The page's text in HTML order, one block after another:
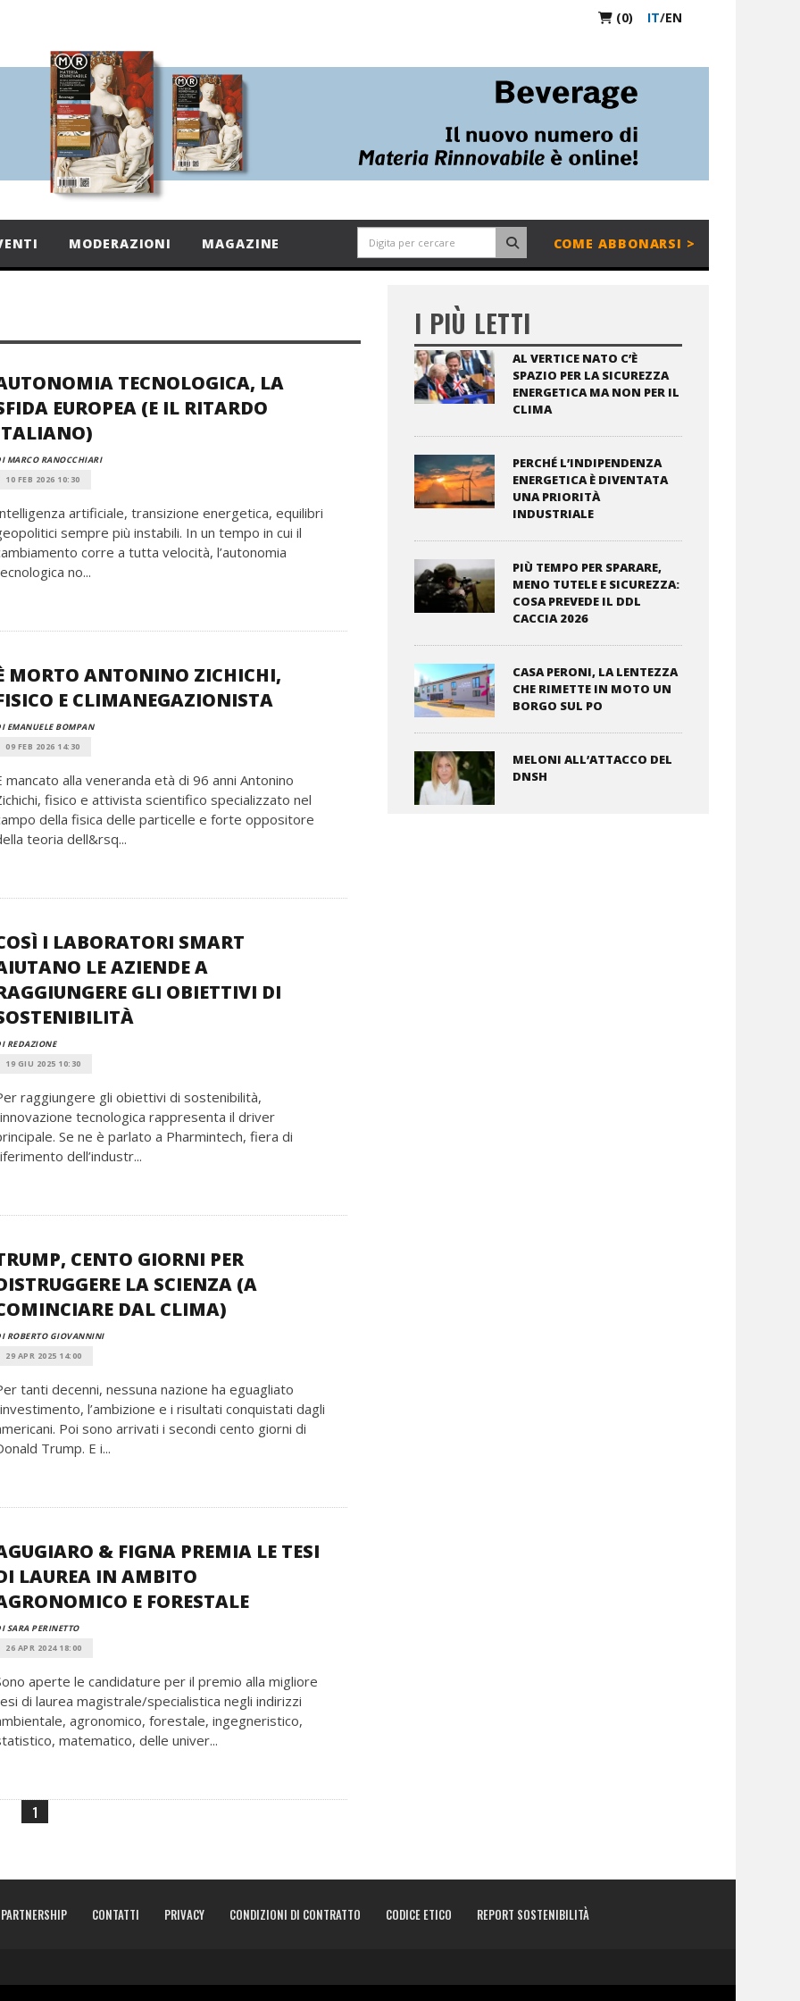
(0) IT/EN
MODERAZIONI MAGAZINE COME ABBONARSI >
TECNOLOGICA, LA
EUROPEA (E IL RITARDO
MARCO RANOCCHIARI
10 FEB 2026 10:30
artificiale, transizione energetica, equilibri
sempre più instabili. In un tempo in cui il
corre a tutta velocità, l’autonomia
no...
MORTO ANTONINO ZICHICHI,
E CLIMANEGAZIONISTA
EMANUELE BOMPAN
09 FEB 2026 14:30
mancato alla veneranda età di 96 anni Antonino
fisico e attivista scientifico specializzato nel
della fisica delle particelle e forte oppositore
teoria dell&rsq...
I LABORATORI SMART
LE AZIENDE A
GLI OBIETTIVI DI
REDAZIONE
19 GIU 2025 10:30
raggiungere gli obiettivi di sostenibilità,
tecnologica rappresenta il driver
Se ne è parlato a Pharmintech, fiera di
dell’industr...
CENTO GIORNI PER
LA SCIENZA (A
DAL CLIMA)
ROBERTO GIOVANNINI
29 APR 2025 14:00
tanti decenni, nessuna nazione ha eguagliato
l’ambizione e i risultati conquistati dagli
Poi sono arrivati i secondi cento giorni di
Trump. E i...
& FIGNA PREMIA LE TESI
LAUREA IN AMBITO
E FORESTALE
SARA PERINETTO
26 APR 2024 18:00
aperte le candidature per il premio alla migliore
di laurea magistrale/specialistica negli indirizzi
agronomico, forestale, ingegneristico,
matematico, delle univer...
1
I PIÙ LETTI
AL VERTICE NATO C’È
SPAZIO PER LA SICUREZZA
ENERGETICA MA NON PER IL
CLIMA
PERCHÉ L’INDIPENDENZA
ENERGETICA È DIVENTATA
UNA PRIORITÀ
INDUSTRIALE
PIÙ TEMPO PER SPARARE,
MENO TUTELE E SICUREZZA:
COSA PREVEDE IL DDL
CACCIA 2026
CASA PERONI, LA LENTEZZA
CHE RIMETTE IN MOTO UN
BORGO SUL PO
MELONI ALL’ATTACCO DEL
DNSH
PARTNERSHIP CONTATTI PRIVACY CONDIZIONI DI CONTRATTO CODICE ETICO REPORT SOSTENIBILITÀ